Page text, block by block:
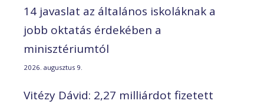
14 javaslat az általános iskoláknak a
jobb oktatás érdekében a
minisztériumtól
2026. augusztus 9.
Vitézy Dávid: 2,27 milliárdot fizetett